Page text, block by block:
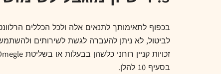
בכפוף לתאימותך לתנאים אלה ולכל הכללים
לביטול, לא ניתן להעברה לגשת לשירותים
בסעיף 10 להלן.